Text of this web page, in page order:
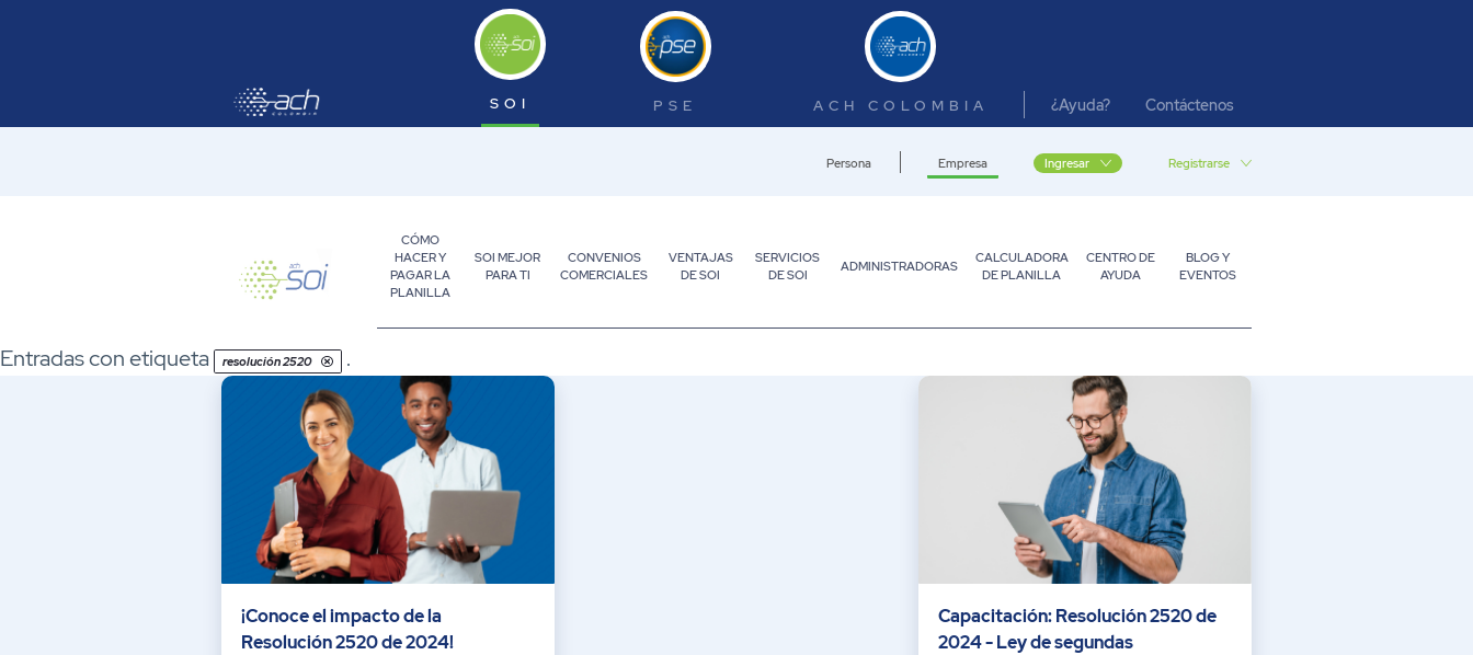
SOI PSE ACH COLOMBIA ¿Ayuda? Contáctenos
Persona Empresa Ingresar Registrarse
CÓMO
HACER Y
PAGAR LA
PLANILLA
SOI MEJOR
PARA TI
CONVENIOS
COMERCIALES
VENTAJAS
DE SOI
SERVICIOS
DE SOI
ADMINISTRADORAS
CALCULADORA
DE PLANILLA
CENTRO DE
AYUDA
BLOG Y
EVENTOS
Empresa
Entradas con etiqueta resolución 2520 .
¡Conoce el impacto de la
Resolución 2520 de 2024!
Capacitación: Resolución 2520 de
2024 - Ley de segundas